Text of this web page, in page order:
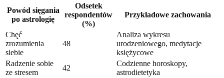
Powód sięgania
po astrologię
Odsetek
respondentów
(%)
Przykładowe zachowania
Chęć
zrozumienia
siebie
48
Analiza wykresu
urodzeniowego, medytacje
księżycowe
Radzenie sobie
ze stresem
42
Codzienne horoskopy,
astrodietetyka